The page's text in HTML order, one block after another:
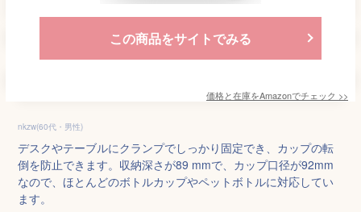
この商品をサイトでみる
価格と在庫をAmazonでチェック >>
nkzw(60代・男性)
デスクやテーブルにクランプでしっかり固定でき、カップの転
倒を防止できます。収納深さが89 mmで、カップ口径が92mm
なので、ほとんどのボトルカップやペットボトルに対応してい
ます。